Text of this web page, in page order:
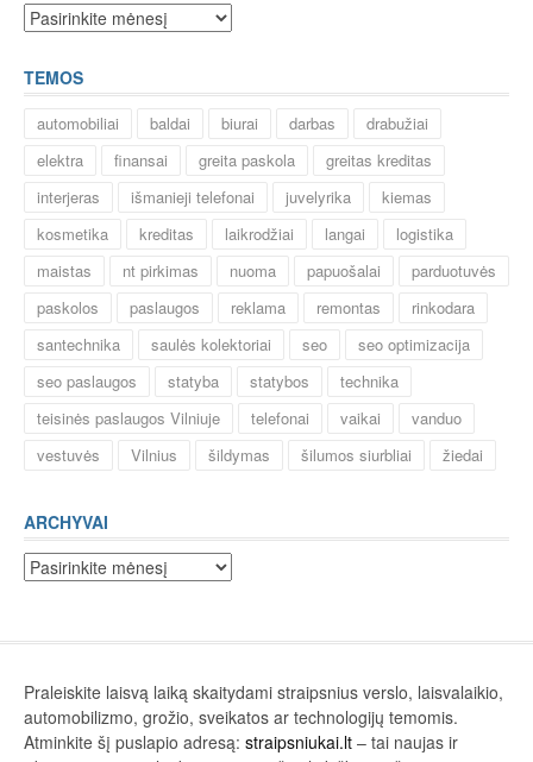
Archyvai
TEMOS
automobiliai baldai biurai darbas
drabužiai
elektra
finansai greita paskola
greitas kreditas
interjeras
išmanieji telefonai juvelyrika
kiemas
kosmetika
kreditas laikrodžiai langai
logistika
maistas
nt pirkimas nuoma papuošalai
parduotuvės
paskolos
paslaugos reklama remontas
rinkodara
santechnika
saulės kolektoriai seo
seo optimizacija
seo paslaugos
statyba statybos
technika
teisinės paslaugos Vilniuje
telefonai vaikai
vanduo
vestuvės
Vilnius šildymas šilumos siurbliai žiedai
ARCHYVAI
Archyvai
Praleiskite laisvą laiką skaitydami straipsnius verslo, laisvalaikio,
automobilizmo, grožio, sveikatos ar technologijų temomis.
Atminkite šį puslapio adresą: straipsniukai.lt – tai naujas ir